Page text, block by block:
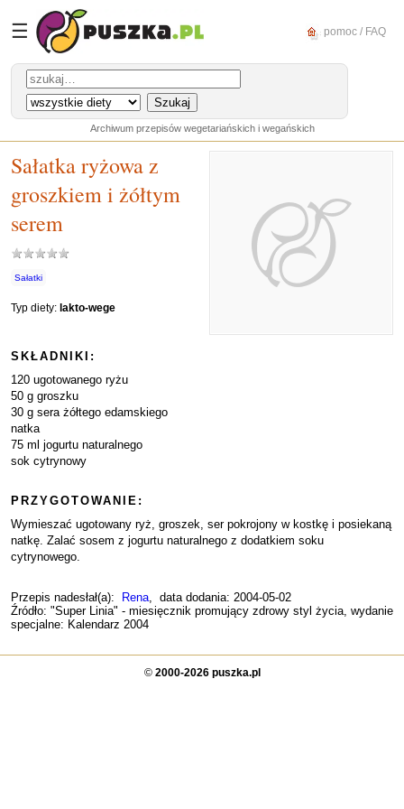
☰ pomoc / FAQ
Archiwum przepisów wegetariańskich i wegańskich
Sałatka ryżowa z
groszkiem i żółtym
serem
Sałatki
Typ diety: lakto-wege
SKŁADNIKI:
120 ugotowanego ryżu
50 g groszku
30 g sera żółtego edamskiego
natka
75 ml jogurtu naturalnego
sok cytrynowy
PRZYGOTOWANIE:
Wymieszać ugotowany ryż, groszek, ser pokrojony w kostkę i posiekaną
natkę. Zalać sosem z jogurtu naturalnego z dodatkiem soku
cytrynowego.
Przepis nadesłał(a): Rena, data dodania: 2004-05-02
Źródło: "Super Linia" - miesięcznik promujący zdrowy styl życia, wydanie
specjalne: Kalendarz 2004
© 2000-2026 puszka.pl